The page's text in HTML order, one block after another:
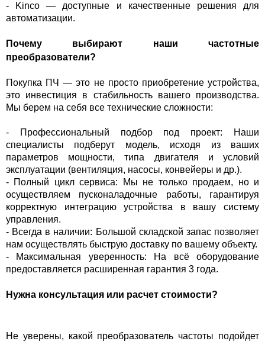
- Kinco — доступные и качественные решения для
автоматизации.
Почему выбирают наши частотные
преобразователи?
Покупка ПЧ — это не просто приобретение устройства,
это инвестиция в стабильность вашего производства.
Мы берем на себя все технические сложности:
- Профессиональный подбор под проект: Наши
специалисты подберут модель, исходя из ваших
параметров мощности, типа двигателя и условий
эксплуатации (вентиляция, насосы, конвейеры и др.).
- Полный цикл сервиса: Мы не только продаем, но и
осуществляем пусконаладочные работы, гарантируя
корректную интеграцию устройства в вашу систему
управления.
- Всегда в наличии: Большой складской запас позволяет
нам осуществлять быструю доставку по вашему объекту.
- Максимальная уверенность: На всё оборудование
предоставляется расширенная гарантия 3 года.
Нужна консультация или расчет стоимости?
Не уверены, какой преобразователь частоты подойдет